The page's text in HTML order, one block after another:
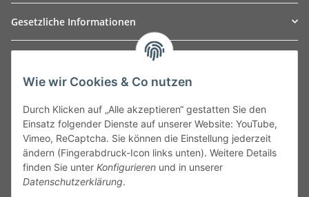
Gesetzliche Informationen
Leibnizstraße 2a
Germany
Phone:+49 40 5287270
Fax:+49 40 5281050
Email:sales@tow-automotive.de
Wie wir Cookies & Co nutzen
Durch Klicken auf „Alle akzeptieren“ gestatten Sie den
Einsatz folgender Dienste auf unserer Website: YouTube,
Vimeo, ReCaptcha. Sie können die Einstellung jederzeit
ändern (Fingerabdruck-Icon links unten). Weitere Details
finden Sie unter Konfigurieren und in unserer
Datenschutzerklärung.